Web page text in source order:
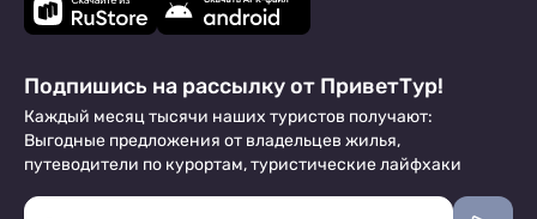
Подпишись на рассылку от ПриветТур!
Каждый месяц тысячи наших туристов получают:
Выгодные предложения от владельцев жилья,
путеводители по курортам, туристические лайфхаки